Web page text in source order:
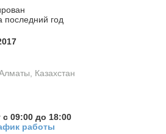
последний год
Казахстан
с 09:00 до 18:00
работы